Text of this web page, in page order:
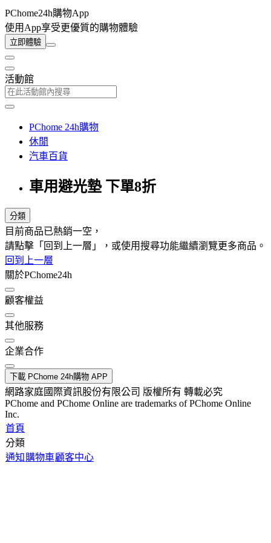
PChome24h購物App
使用App享受更優質的購物體驗
立即體驗
活動館
PChome 24h購物
休閒
汽車百貨
車用避光墊 下單8折
分類
目前商品已熱銷一空，
請點擊「回到上一層」，或使用搜尋功能繼續瀏覽更多商品。
回到上一層
關於PChome24h
顧客權益
其他服務
企業合作
下載 PChome 24h購物 APP
網路家庭國際資訊股份有限公司 版權所有 轉載必究
PChome and PChome Online are trademarks of PChome Online
Inc.
首頁
分類
通知 購物車顧客中心